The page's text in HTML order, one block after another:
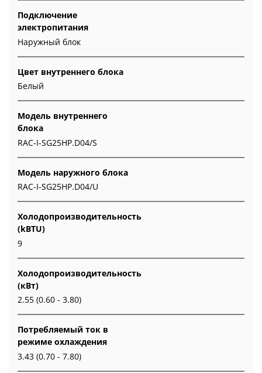
Подключение
электропитания
Наружный блок
Цвет внутреннего блока
Белый
Модель внутреннего
блока
RAC-I-SG25HP.D04/S
Модель наружного блока
RAC-I-SG25HP.D04/U
Холодопроизводительность
(kBTU)
9
Холодопроизводительность
(кВт)
2.55 (0.60 - 3.80)
Потребляемый ток в
режиме охлаждения
3.43 (0.70 - 7.80)